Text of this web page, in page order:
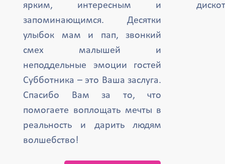
ярким, интересным и
запоминающимся. Десятки
улыбок мам и пап, звонкий
смех малышей и
неподдельные эмоции гостей
Субботника – это Ваша заслуга.
Спасибо Вам за то, что
помогаете воплощать мечты в
реальность и дарить людям
волшебство!